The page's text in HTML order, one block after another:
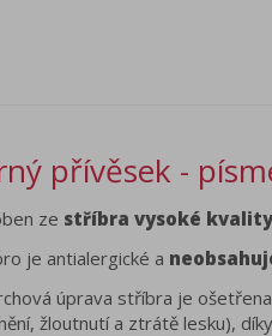
přívěsek -
ze stříbra vysoké kvality
je antialergické a
úprava stříbra je ošetřena
žloutnutí a ztrátě lesku),